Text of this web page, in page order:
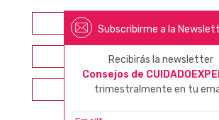
Subscribirme a la
Recibirás la newsletter
Consejos de
trimestralmente en tu
Farmacéutico
Otros profesionales
Consumidor